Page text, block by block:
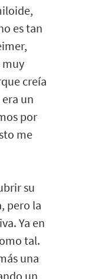
es tan
muy
creía
un
por
me
su
pero la
Ya en
tal.
una
un